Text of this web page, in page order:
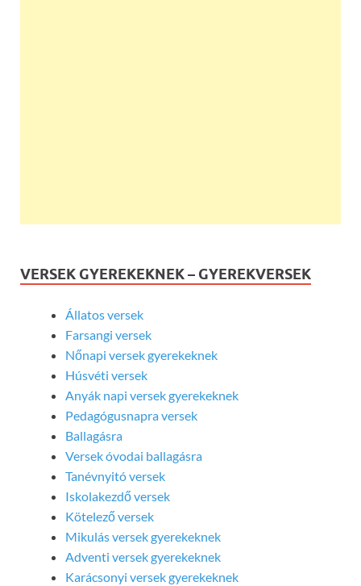
VERSEK GYEREKEKNEK – GYEREKVERSEK
Állatos versek
Farsangi versek
Nőnapi versek gyerekeknek
Húsvéti versek
Anyák napi versek gyerekeknek
Pedagógusnapra versek
Ballagásra
Versek óvodai ballagásra
Tanévnyitó versek
Iskolakezdő versek
Kötelező versek
Mikulás versek gyerekeknek
Adventi versek gyerekeknek
Karácsonyi versek gyerekeknek